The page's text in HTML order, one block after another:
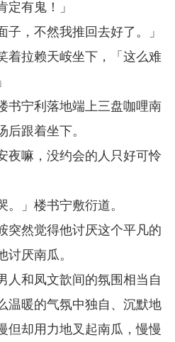
有鬼！」
子，不然我推回去好了。」
着拉赖天峖坐下，「这么难
书宁利落地端上三盘咖哩南
后跟着坐下。
夜嘛，没约会的人只好可怜
。」楼书宁敷衍道。
突然觉得他讨厌这个平凡的
厌南瓜。
人和凤文歆间的氛围相当自
温暖的气氛中独自、沉默地
但却用力地叉起南瓜，慢慢